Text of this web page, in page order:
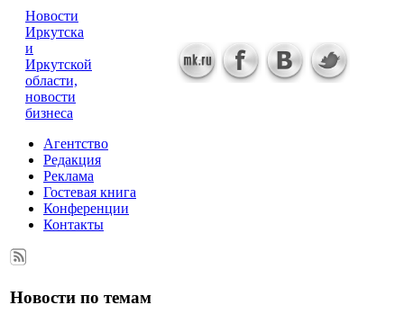
Новости
Иркутска
и
Иркутской
области,
новости
бизнеса
Агентство
Редакция
Реклама
Гостевая книга
Конференции
Контакты
Новости по темам